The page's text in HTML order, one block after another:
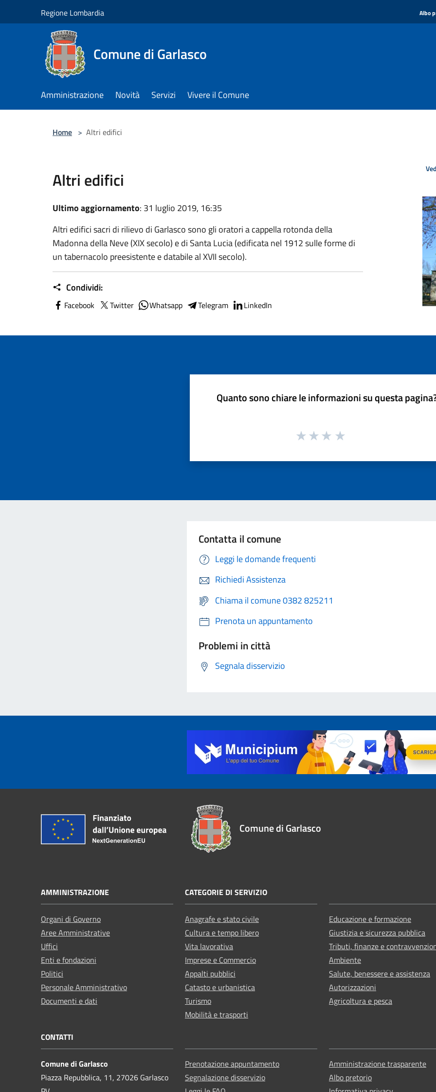
Regione Lombardia Albo
Comune di Garlasco
Amministrazione Novità Servizi Vivere il Comune
Home > Altri edifici
Altri edifici
Ultimo aggiornamento: 31 luglio 2019, 16:35
Altri edifici sacri di rilievo di Garlasco sono gli oratori a cappella rotonda della
Madonna della Neve (XIX secolo) e di Santa Lucia (edificata nel 1912 sulle forme di
un tabernacolo preesistente e databile al XVII secolo).
Condividi:
Facebook Twitter Whatsapp Telegram LinkedIn
Quanto sono chiare le informazioni su questa
Contatta il comune
Leggi le domande frequenti
Richiedi Assistenza
Chiama il comune 0382 825211
Prenota un appuntamento
Problemi in città
Segnala disservizio
Comune di Garlasco
AMMINISTRAZIONE
Organi di Governo
Aree Amministrative
Uffici
Enti e fondazioni
Politici
Personale Amministrativo
Documenti e dati
CATEGORIE DI SERVIZIO
Anagrafe e stato civile
Cultura e tempo libero
Vita lavorativa
Imprese e Commercio
Appalti pubblici
Catasto e urbanistica
Turismo
Mobilità e trasporti
Educazione e formazione
Giustizia e sicurezza pubblica
Tributi, finanze e
Ambiente
Salute, benessere e assistenza
Autorizzazioni
Agricoltura e pesca
CONTATTI
Comune di Garlasco
Piazza Repubblica, 11, 27026 Garlasco
Prenotazione appuntamento
Segnalazione disservizio
Amministrazione trasparente
Albo pretorio